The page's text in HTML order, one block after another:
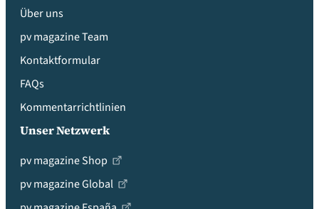
Über uns
pv magazine Team
Kontaktformular
FAQs
Kommentarrichtlinien
Unser Netzwerk
pv magazine Shop
pv magazine Global